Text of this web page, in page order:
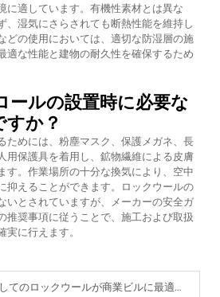
に適しています。有機性素材とは異な
、湿気にさらされても断熱性能を維持し
どの使用においては、適切な防湿層の施
適な性能と建物の耐久性を確保するため
ールの設置時に必要な
すか？
ためには、粉塵マスク、保護メガネ、長
用保護具を着用し、鉱物繊維による皮膚
す。作業場所の十分な換気により、空中
抑えることができます。ロックウールの
いとされていますが、メーカーの安全ガ
推奨事項に従うことで、施工および取扱
に行えます。
ロックウールが商業ビルに最適な理由は？